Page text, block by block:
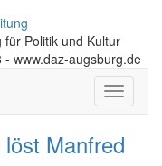
Politik und Kultur
www.daz-augsburg.de
Toggle
Manfred